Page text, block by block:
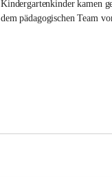
s
Kindergartenkinder kamen
dem pädagogischen Team